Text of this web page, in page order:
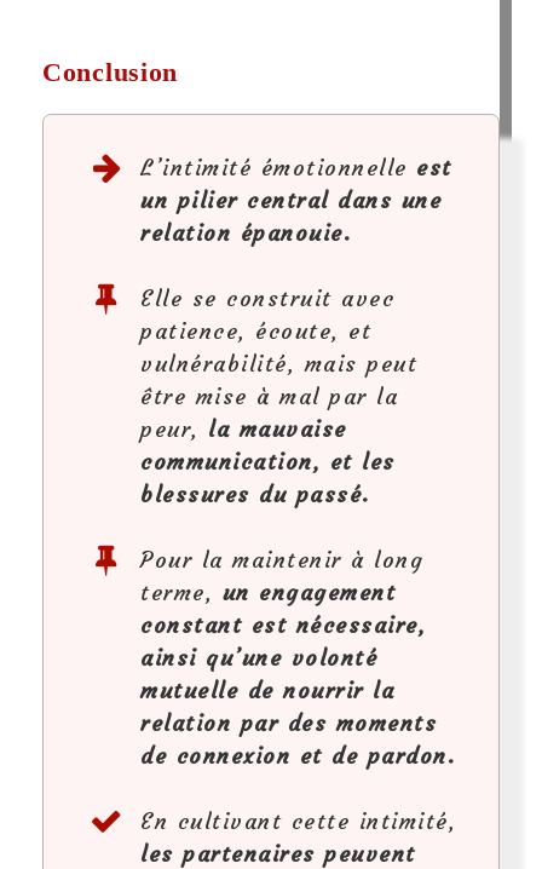
Conclusion
L’intimité émotionnelle est
un pilier central dans une
relation épanouie.
Elle se construit avec
patience, écoute, et
vulnérabilité, mais peut
être mise à mal par la
peur, la mauvaise
communication, et les
blessures du passé.
Pour la maintenir à long
terme, un engagement
constant est nécessaire,
ainsi qu’une volonté
mutuelle de nourrir la
relation par des moments
de connexion et de pardon.
En cultivant cette intimité,
les partenaires peuvent